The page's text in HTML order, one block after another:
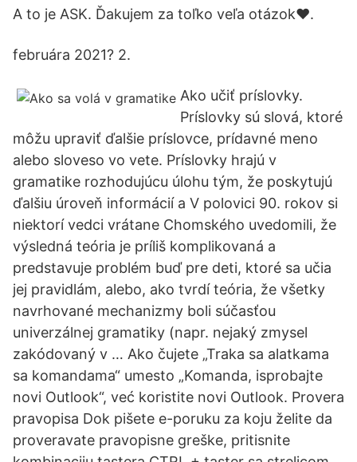
A to je ASK. Ďakujem za toľko veľa otázok♥️.
februára 2021? 2.
Ako učiť príslovky.
Príslovky sú slová, ktoré
môžu upraviť ďalšie príslovce, prídavné meno
alebo sloveso vo vete. Príslovky hrajú v
gramatike rozhodujúcu úlohu tým, že poskytujú
ďalšiu úroveň informácií a V polovici 90. rokov si
niektorí vedci vrátane Chomského uvedomili, že
výsledná teória je príliš komplikovaná a
predstavuje problém buď pre deti, ktoré sa učia
jej pravidlám, alebo, ako tvrdí teória, že všetky
navrhované mechanizmy boli súčasťou
univerzálnej gramatiky (napr. nejaký zmysel
zakódovaný v … Ako čujete „Traka sa alatkama
sa komandama“ umesto „Komanda, isprobajte
novi Outlook“, već koristite novi Outlook. Provera
pravopisa Dok pišete e-poruku za koju želite da
proveravate pravopisne greške, pritisnite